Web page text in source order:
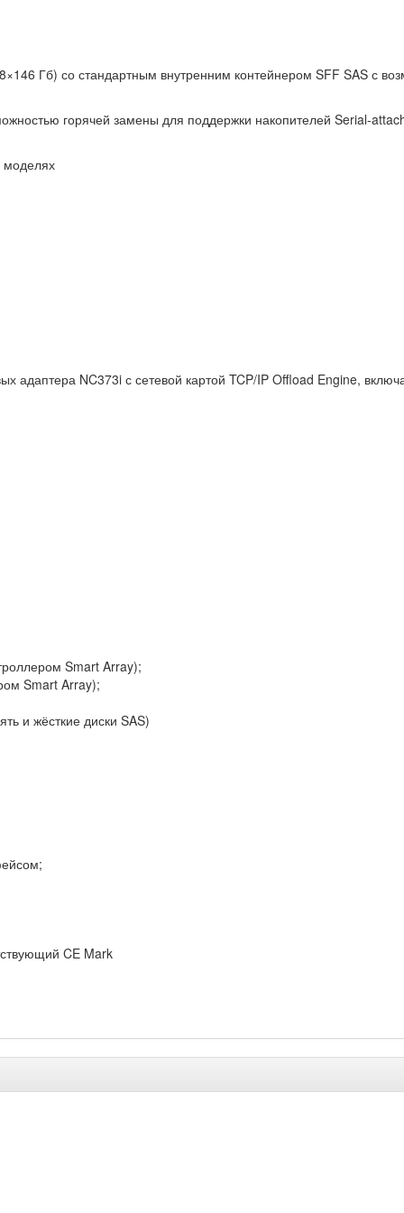
Гб) со стандартным внутренним контейнером SFF SAS с
горячей замены для поддержки накопителей Serial-
моделях
адаптера NC373i с сетевой картой TCP/IP Offload Engine,
Smart Array);
Smart Array);
и жёсткие диски SAS)
CE Mark